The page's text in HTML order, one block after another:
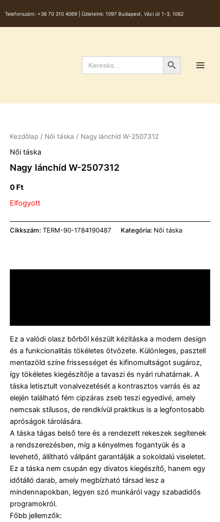
to
content
Telefonszám: +36 70 310 4069 | Üzleteink: 1097 Budapest, Váci út 1-3, 1062
Search
for:
Search Button
Kezdőlap / Női táska / Nagy lánchíd W-2507312
Női táska
Nagy lánchíd W-2507312
0 Ft
Elfogyott
Cikkszám: TERM-90-1784190487 Kategória: Női táska
Ez a valódi olasz bőrből készült kézitáska a modern design
és a funkcionalitás tökéletes ötvözete. Különleges, pasztell
mentazöld színe frissességet és kifinomultságot sugároz,
így tökéletes kiegészítője a tavaszi és nyári ruhatárnak. A
táska letisztult vonalvezetését a kontrasztos varrás és az
elején található fém cipzáras zseb teszi egyedivé, amely
nemcsak stílusos, de rendkívül praktikus is a legfontosabb
apróságok tárolására.
A táska tágas belső tere és a rendezett rekeszek segítenek
a rendszerezésben, míg a kényelmes fogantyúk és a
levehető, állítható vállpánt garantálják a sokoldalú viseletet.
Ez a táska nem csupán egy divatos kiegészítő, hanem egy
időtálló darab, amely megbízható társad lesz a
mindennapokban, legyen szó munkáról vagy szabadidős
programokról.
Főbb jellemzők: